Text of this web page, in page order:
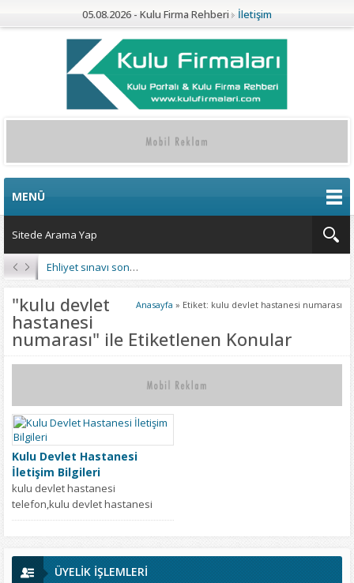
05.08.2026 - Kulu Firma Rehberi İletişim
MENÜ
Ehliyet sınavı sonuçları açıklandı
Anasayfa » Etiket: kulu devlet hastanesi numarası
"kulu devlet
hastanesi
numarası" ile Etiketlenen Konular
Kulu Devlet Hastanesi
İletişim Bilgileri
kulu devlet hastanesi
telefon,kulu devlet hastanesi
iletişim,kulu devlet hastanesi
adres,konya kulu devlet
hastanesi adres,kulu devlet...
ÜYELİK İŞLEMLERİ